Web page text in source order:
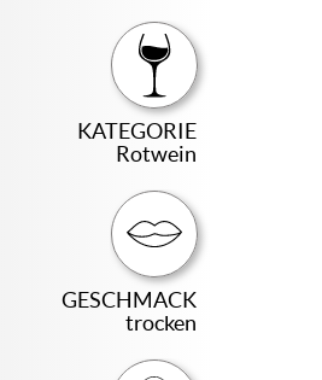
KATEGORIE
Rotwein
GESCHMACK
trocken